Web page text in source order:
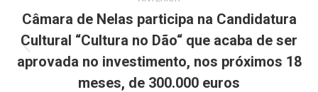
navigation
Previous
post:
Câmara de Nelas participa na Candidatura
Cultural “Cultura no Dão“ que acaba de ser
aprovada no investimento, nos próximos 18
meses, de 300.000 euros